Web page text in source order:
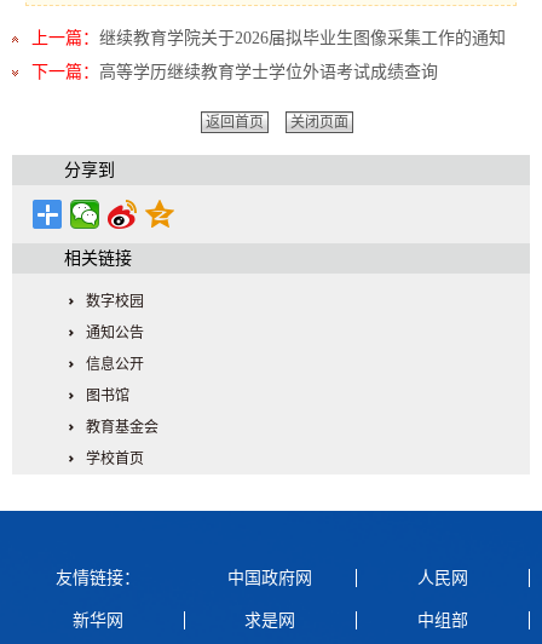
上一篇： 继续教育学院关于2026届拟毕业生图像采集工作的通知
下一篇： 高等学历继续教育学士学位外语考试成绩查询
返回首页 关闭页面
分享到
相关链接
数字校园
通知公告
信息公开
图书馆
教育基金会
学校首页
友情链接： 中国政府网 人民网
新华网 求是网 中组部